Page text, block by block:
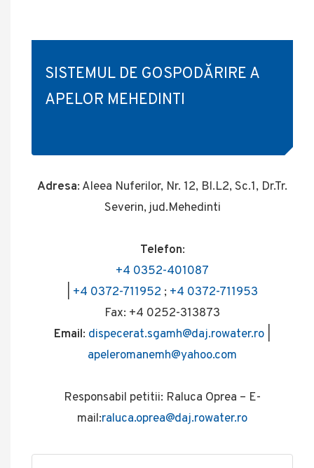
SISTEMUL DE GOSPODĂRIRE A
APELOR MEHEDINTI
Adresa: Aleea Nuferilor, Nr. 12, Bl.L2, Sc.1, Dr.Tr.
Severin, jud.Mehedinti
Telefon:
+4 0352-401087
+4 0372-711952 ; +4 0372-711953
Fax: +4 0252-313873
Email: dispecerat.sgamh@daj.rowater.ro
apeleromanemh@yahoo.com
Responsabil petitii: Raluca Oprea – E-
mail:raluca.oprea@daj.rowater.ro